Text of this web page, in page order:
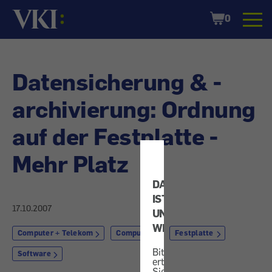
DATENSCHUTZ
IST
UNS
WICHTIG!
Bitte
erteilen
Startseite
Shopping
Cart
0
Datensicherung & -
archivierung: Ordnung
auf der Festplatte -
Mehr Platz
17.10.2007
Computer + Telekom Computer Festplatte
Software